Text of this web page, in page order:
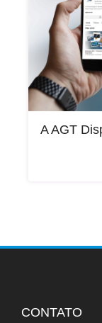
A AGT
CONTATO